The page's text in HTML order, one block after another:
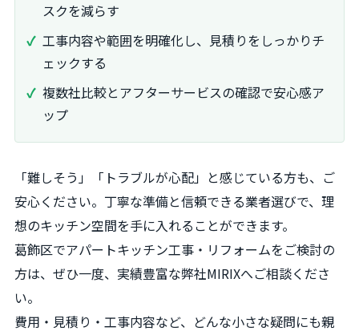
スクを減らす
工事内容や範囲を明確化し、見積りをしっかりチ
ェックする
複数社比較とアフターサービスの確認で安心感ア
ップ
「難しそう」「トラブルが心配」と感じている方も、ご
安心ください。丁寧な準備と信頼できる業者選びで、理
想のキッチン空間を手に入れることができます。
葛飾区でアパートキッチン工事・リフォームをご検討の
方は、ぜひ一度、実績豊富な弊社MIRIXへご相談くださ
い。
費用・見積り・工事内容など、どんな小さな疑問にも親